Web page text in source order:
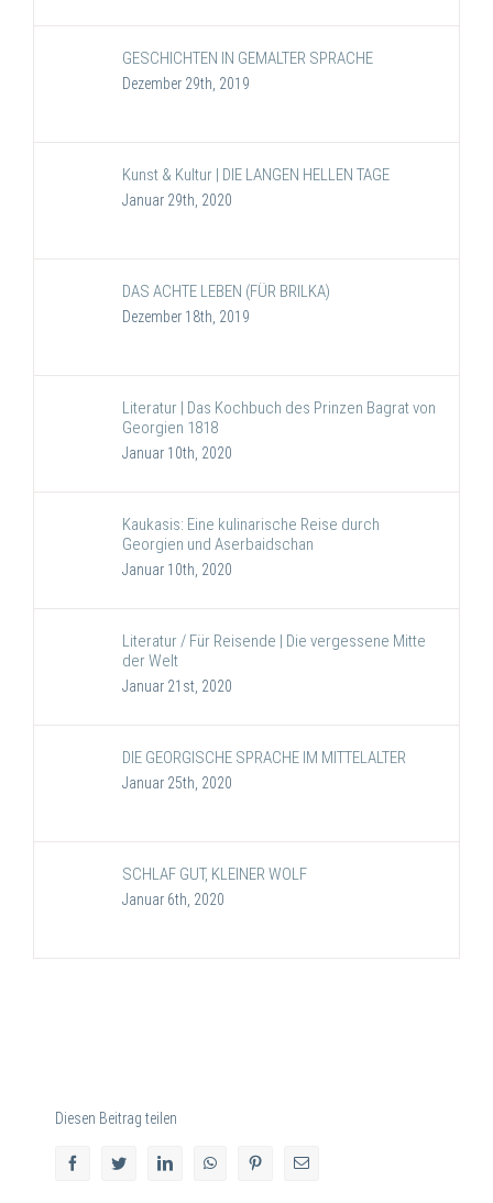
GESCHICHTEN IN GEMALTER SPRACHE
Dezember 29th, 2019
Kunst & Kultur | DIE LANGEN HELLEN TAGE
Januar 29th, 2020
DAS ACHTE LEBEN (FÜR BRILKA)
Dezember 18th, 2019
Literatur | Das Kochbuch des Prinzen Bagrat von
Georgien 1818
Januar 10th, 2020
Kaukasis: Eine kulinarische Reise durch
Georgien und Aserbaidschan
Januar 10th, 2020
Literatur / Für Reisende | Die vergessene Mitte
der Welt
Januar 21st, 2020
DIE GEORGISCHE SPRACHE IM MITTELALTER
Januar 25th, 2020
SCHLAF GUT, KLEINER WOLF
Januar 6th, 2020
Diesen Beitrag teilen
facebooktwitter linkedinwhatsapp pinterestE-